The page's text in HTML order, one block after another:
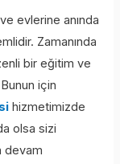
evlerine anında
Zamanında
bir eğitim ve
için
hizmetimizde
olsa sizi
devam